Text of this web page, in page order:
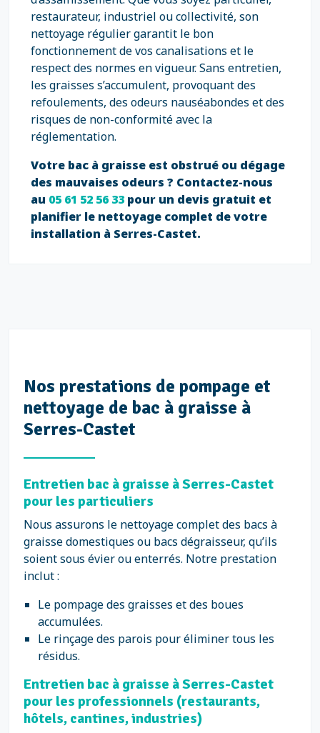
restaurateur, industriel ou collectivité, son
nettoyage régulier garantit le bon
fonctionnement de vos canalisations et le
respect des normes en vigueur. Sans entretien,
les graisses s’accumulent, provoquant des
refoulements, des odeurs nauséabondes et des
risques de non-conformité avec la
réglementation.
Votre bac à graisse est obstrué ou dégage
des mauvaises odeurs ? Contactez-nous
au 05 61 52 56 33 pour un devis gratuit et
planifier le nettoyage complet de votre
installation à Serres-Castet.
Nos prestations de pompage et
nettoyage de bac à graisse à
Serres-Castet
Entretien bac à graisse à Serres-Castet
pour les particuliers
Nous assurons le nettoyage complet des bacs à
graisse domestiques ou bacs dégraisseur, qu’ils
soient sous évier ou enterrés. Notre prestation
inclut :
Le pompage des graisses et des boues
accumulées.
Le rinçage des parois pour éliminer tous les
résidus.
Entretien bac à graisse à Serres-Castet
pour les professionnels (restaurants,
hôtels, cantines, industries)